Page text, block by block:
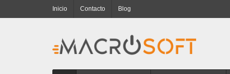
Inicio Contacto Blog